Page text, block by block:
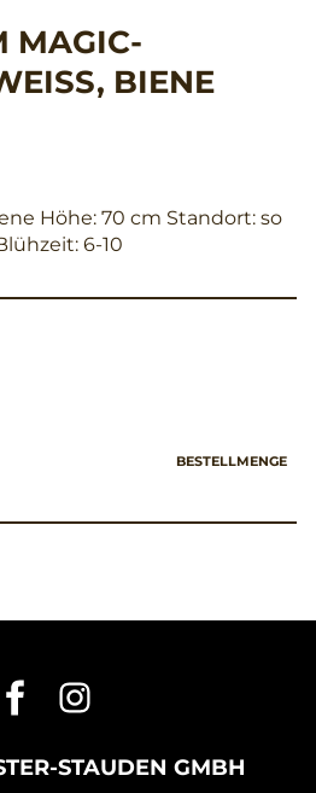
MAGIC-
BIENE W
Höhe: 70 cm Standort: so
6-10
BESTELLMENGE
STAUDEN GMBH